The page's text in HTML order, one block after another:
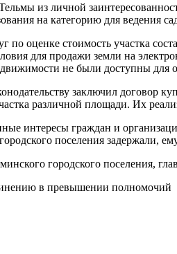
из личной
на категорию для ведения
по оценке стоимость участка
для продажи земли на
не были доступны для
заключил
различной площади. Их
интересы граждан и
поселения задержали,
городского поселения,